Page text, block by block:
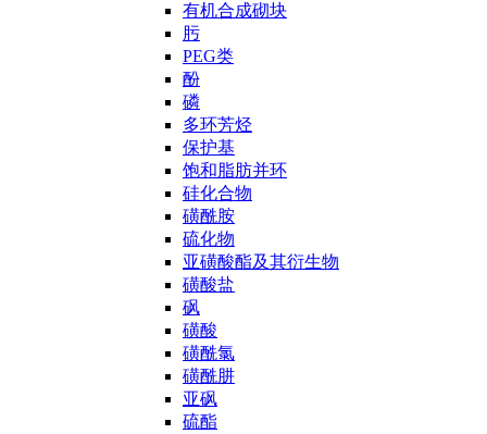
有机合成砌块
肟
PEG类
酚
磷
多环芳烃
保护基
饱和脂肪并环
硅化合物
磺酰胺
硫化物
亚磺酸酯及其衍生物
磺酸盐
砜
磺酸
磺酰氯
磺酰肼
亚砜
硫酯